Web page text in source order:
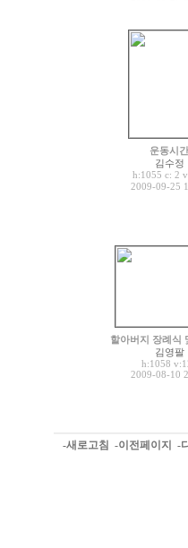
운동시간
김수정
h:1055 c: 2
2009-09-25
할아버지 장례식
김영팔
h:1058
2009-08-10
-새로고침 -이전페이지 -